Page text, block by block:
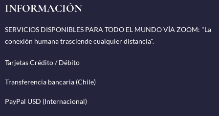
INFORMACIÓN
SERVICIOS DISPONIBLES PARA TODO EL MUNDO VÍA ZOOM: "La
conexión humana trasciende cualquier distancia".
Tarjetas Crédito / Débito
Transferencia bancaria (Chile)
PayPal USD (Internacional)